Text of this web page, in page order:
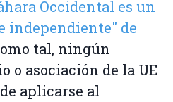
Occidental es un
independiente" de
tal, ningún
o asociación de la UE
aplicarse al